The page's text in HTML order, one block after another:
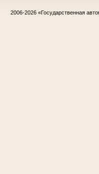
2006-2026 «Государственная